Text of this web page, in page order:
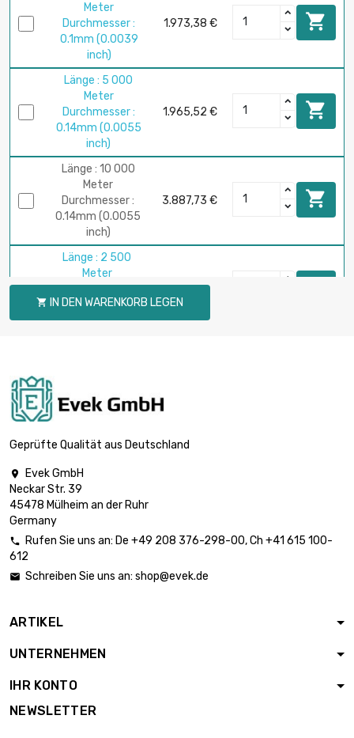
Meter
Durchmesser :
0.1mm (0.0039
inch)
1.973,38 € 
Länge : 5 000
Meter
Durchmesser :
0.14mm (0.0055
inch)
1.965,52 € 
Länge : 10 000
Meter
Durchmesser :
0.14mm (0.0055
inch)
3.887,73 € 
Länge : 2 500
Meter
Durchmesser :
0.15mm (0.0059
inch)
2.248,39 €
0.2mm (≈1/64
inch)
Meter
Durchmesser :
0.25mm (0.0098
inch)
Meter
0.3mm (0.0118
Durchmesser :
inch)
Länge : 500 Meter
0.5mm (≈1/16
 IN DEN WARENKORB LEGEN
Geprüfte Qualität aus Deutschland

Evek GmbH
Neckar Str. 39
45478 Mülheim an der Ruhr
Germany
 Rufen Sie uns an: De +49 208 376-298-00, Ch +41 615 100-
612
 Schreiben Sie uns an: shop@evek.de
ARTIKEL
UNTERNEHMEN
IHR KONTO
NEWSLETTER